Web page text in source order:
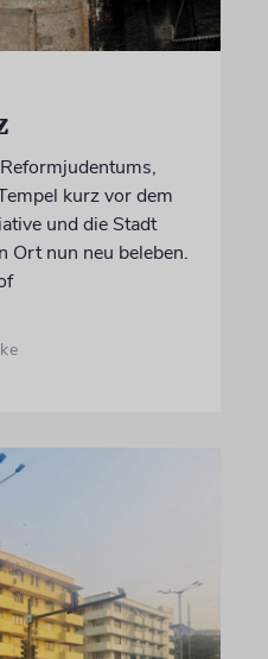
kurz vor dem
und die Stadt
Ort nun neu beleben.